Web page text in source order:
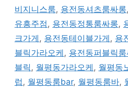
비지니스룸, 용전동셔츠룸싸롱,
유흥주점, 용전동정통룸싸롱,
크가게 , 용전동테이블가게 , 용
블릭가라오케 , 용전동퍼블릭
블릭, 월평동가라오케 , 월평동
럽, 월평동룸bar, 월평동룸바,